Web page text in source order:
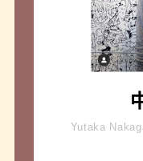
Yutaka